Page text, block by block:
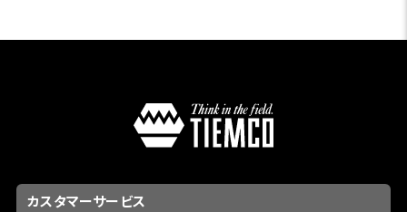
カスタマーサービス